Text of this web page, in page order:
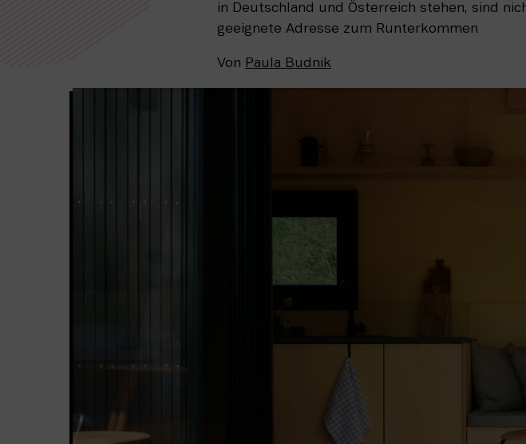
in Deutschland und Österreich stehen, sind
geeignete Adresse zum Runterkommen
Von Paula Budnik